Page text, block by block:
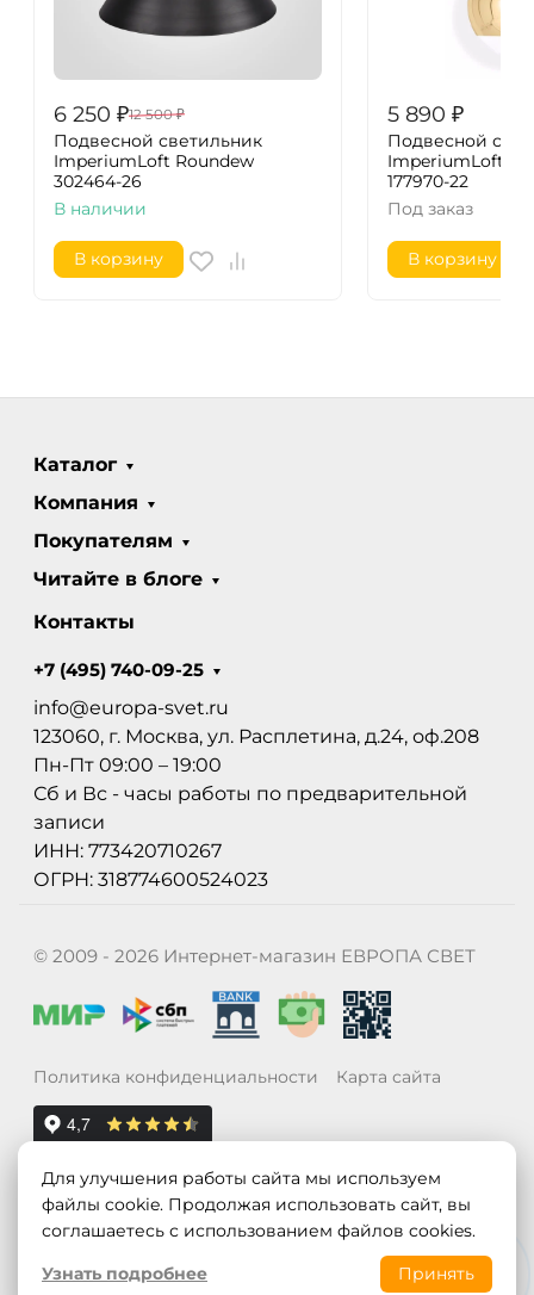
6 250 ₽12 500 ₽
Подвесной светильник
ImperiumLoft Roundew
302464-26
В наличии
В корзину
5 890 ₽
Подвесной
ImperiumLoft
177970-22
Под заказ
В корзину
Каталог
Компания
Покупателям
Читайте в блоге
Контакты
+7 (495) 740-09-25
info@europa-svet.ru
123060, г. Москва, ул. Расплетина, д.24, оф.208
Пн-Пт 09:00 – 19:00
Сб и Вс - часы работы по предварительной
записи
ИНН: 773420710267
ОГРН: 318774600524023
© 2009 - 2026 Интернет-магазин ЕВРОПА СВЕТ
Политика конфиденциальности Карта сайта
Для улучшения работы сайта мы используем
файлы cookie. Продолжая использовать сайт, вы
соглашаетесь с использованием файлов cookies.
Узнать подробнее
Принять